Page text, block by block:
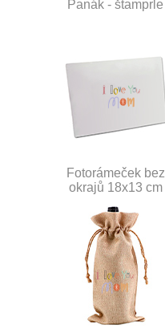
Panák - štamprle
Fotorámeček bez
okrajů 18x13 cm